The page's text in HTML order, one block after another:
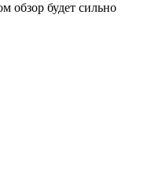
обзор будет сильно